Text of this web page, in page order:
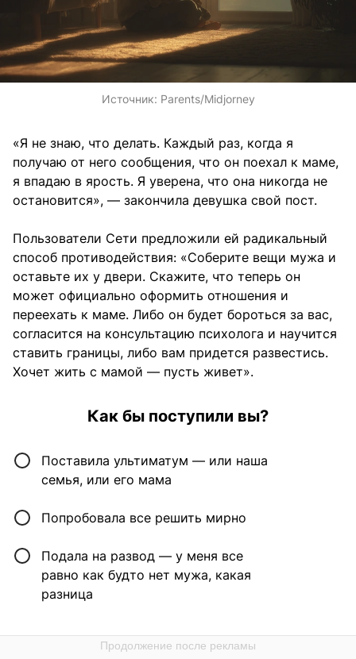
Источник: Parents/Midjorney
«Я не знаю, что делать. Каждый раз, когда я
получаю от него сообщения, что он поехал к маме,
я впадаю в ярость. Я уверена, что она никогда не
остановится», — закончила девушка свой пост.
Пользователи Сети предложили ей радикальный
способ противодействия: «Соберите вещи мужа и
оставьте их у двери. Скажите, что теперь он
может официально оформить отношения и
переехать к маме. Либо он будет бороться за вас,
согласится на консультацию психолога и научится
ставить границы, либо вам придется развестись.
Хочет жить с мамой — пусть живет».
Как бы поступили вы?
Поставила ультиматум — или наша
семья, или его мама
Попробовала все решить мирно
Подала на развод — у меня все
равно как будто нет мужа, какая
разница